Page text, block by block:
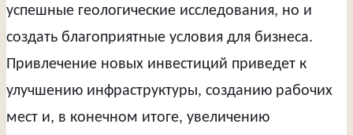
успешные геологические исследования, но и
создать благоприятные условия для бизнеса.
Привлечение новых инвестиций приведет к
улучшению инфраструктуры, созданию рабочих
мест и, в конечном итоге, увеличению